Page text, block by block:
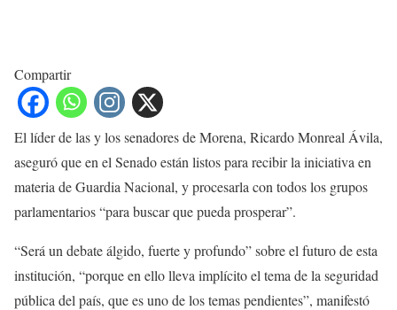
Compartir
El líder de las y los senadores de Morena, Ricardo Monreal Ávila,
aseguró que en el Senado están listos para recibir la iniciativa en
materia de Guardia Nacional, y procesarla con todos los grupos
parlamentarios “para buscar que pueda prosperar”.
“Será un debate álgido, fuerte y profundo” sobre el futuro de esta
institución, “porque en ello lleva implícito el tema de la seguridad
pública del país, que es uno de los temas pendientes”, manifestó